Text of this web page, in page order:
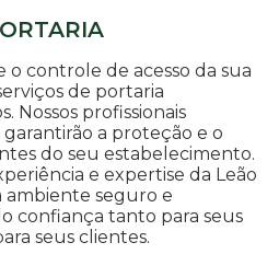
o controle de acesso da sua
de portaria
Nossos profissionais
a proteção e o
do seu estabelecimento.
e expertise da Leão
ambiente seguro e
confiança tanto para seus
seus clientes.